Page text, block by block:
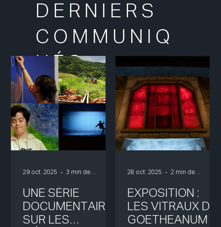
DERNIERS
COMMUNIQ
UÉS
UNE SÉRIE
DOCUMENTAIRE
SUR LES
29 oct. 2025 3 min de lecture
EXPOSITION :
LES VITRAUX DU
GOETHEANUM
28 oct. 2025 2 min de lecture